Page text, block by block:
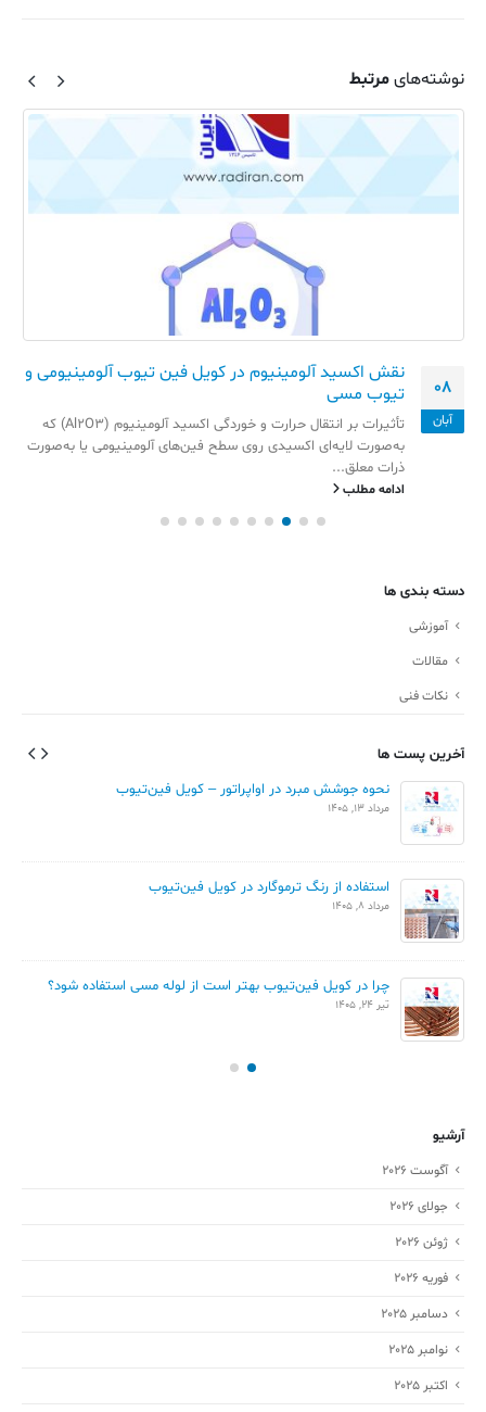
نوشته‌هایمرتبط
08
آبان
نقش اکسید آلومینیوم در کویل فین تیوب آلومینیومی و
تیوب مسی
تأثیرات بر انتقال حرارت و خوردگی اکسید آلومینیوم (Al2O3) که
به‌صورت لایه‌ای اکسیدی روی سطح فین‌های آلومینیومی یا به‌صورت
ذرات معلق...
ادامه مطلب
دسته بندی ها
آموزشی
مقالات
نکات فنی
آخرین پست ها
نحوه جوشش مبرد در اواپراتور – کویل فین‌تیوب
مرداد 13, 1405
استفاده از رنگ ترموگارد در کویل فین‌تیوب
مرداد 8, 1405
چرا در کویل فین‌تیوب بهتر است از لوله مسی استفاده شود؟
تیر 24, 1405
آرشیو
آگوست 2026
جولای 2026
ژوئن 2026
فوریه 2026
دسامبر 2025
نوامبر 2025
اکتبر 2025